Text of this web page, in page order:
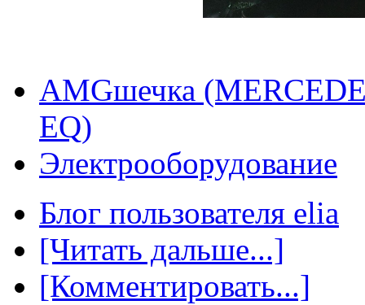
AMGшечка
EQ)
Электрооборудование
Блог пользователя elia
[Читать дальше...]
[Комментировать...]